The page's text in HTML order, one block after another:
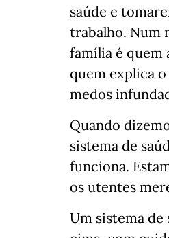
saúde e
trabalho. Num
família é quem
quem explica
medos
Quando
sistema de
funciona.
os utentes
Um sistema